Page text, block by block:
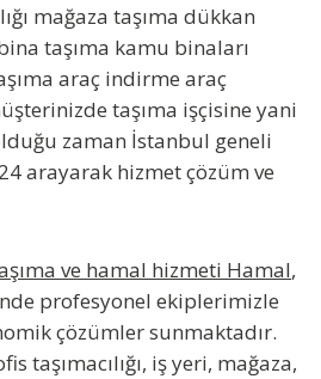
mağaza taşıma dükkan
taşıma kamu binaları
araç indirme araç
taşıma işçisine yani
zaman İstanbul geneli
arayarak hizmet çözüm ve
ve hamal hizmeti Hamal,
profesyonel ekiplerimizle
çözümler sunmaktadır.
taşımacılığı, iş yeri, mağaza,